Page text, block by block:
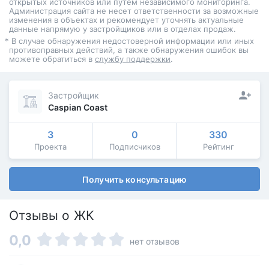
Администрация сайта не несет ответственности за возможные
изменения в объектах и рекомендует уточнять актуальные
данные напрямую у застройщиков или в отделах продаж.
* В случае обнаружения недостоверной информации или иных
противоправных действий, а также обнаружения ошибок вы
можете обратиться в службу поддержки.
Застройщик
Caspian Coast
3
Проекта
0
Подписчиков
330
Рейтинг
Получить консультацию
Отзывы о ЖК
0,0 нет отзывов